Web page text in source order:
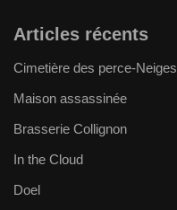
Articles récents
Cimetière des perce-Neiges
Maison assassinée
Brasserie Collignon
In the Cloud
Doel